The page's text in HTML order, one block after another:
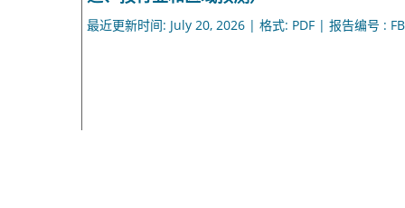
最近更新时间: July 20, 2026 | 格式: PDF | 报告编号 :